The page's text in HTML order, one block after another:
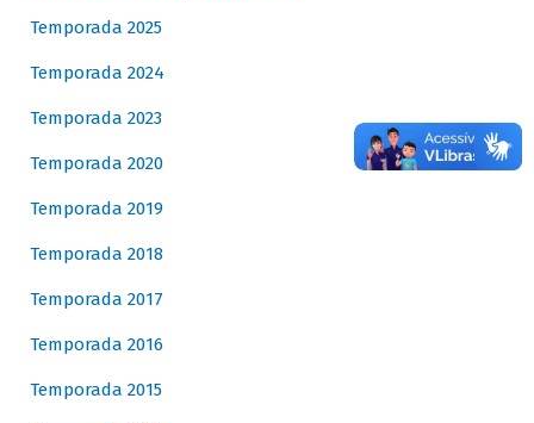
Temporada 2025
Temporada 2024
Temporada 2023
Temporada 2020
Temporada 2019
Temporada 2018
Temporada 2017
Temporada 2016
Temporada 2015